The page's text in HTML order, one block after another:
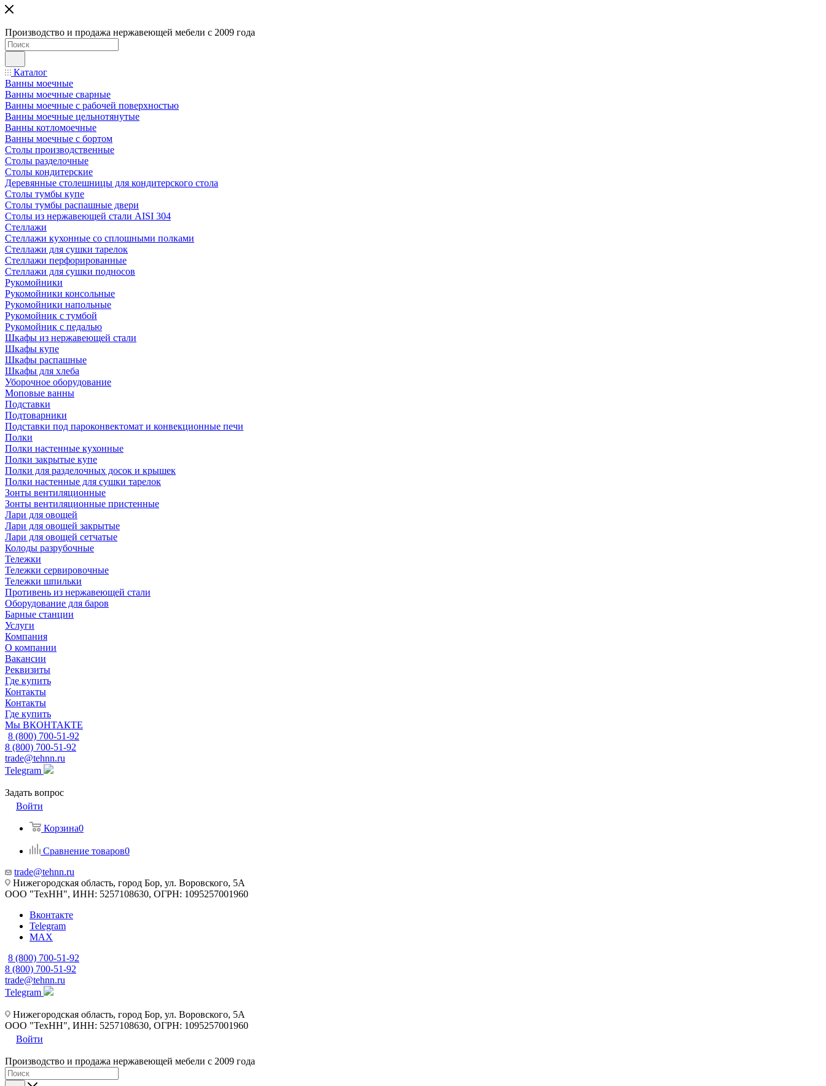
Производство и продажа нержавеющей мебели с 2009 года
Каталог
Ванны моечные
Ванны моечные сварные
Ванны моечные с рабочей поверхностью
Ванны моечные цельнотянутые
Ванны котломоечные
Ванны моечные с бортом
Столы производственные
Столы разделочные
Столы кондитерские
Деревянные столешницы для кондитерского стола
Столы тумбы купе
Столы тумбы распашные двери
Столы из нержавеющей стали AISI 304
Стеллажи
Стеллажи кухонные со сплошными полками
Стеллажи для сушки тарелок
Стеллажи перфорированные
Стеллажи для сушки подносов
Рукомойники
Рукомойники консольные
Рукомойники напольные
Рукомойник с тумбой
Рукомойник с педалью
Шкафы из нержавеющей стали
Шкафы купе
Шкафы распашные
Шкафы для хлеба
Уборочное оборудование
Моповые ванны
Подставки
Подтоварники
Подставки под пароконвектомат и конвекционные печи
Полки
Полки настенные кухонные
Полки закрытые купе
Полки для разделочных досок и крышек
Полки настенные для сушки тарелок
Зонты вентиляционные
Зонты вентиляционные пристенные
Лари для овощей
Лари для овощей закрытые
Лари для овощей сетчатые
Колоды разрубочные
Тележки
Тележки сервировочные
Тележки шпильки
Противень из нержавеющей стали
Оборудование для баров
Барные станции
Услуги
Компания
О компании
Вакансии
Реквизиты
Где купить
Контакты
Контакты
Где купить
Мы ВКОНТАКТЕ
8 (800) 700-51-92
8 (800) 700-51-92
trade@tehnn.ru
Telegram
Задать вопрос
Войти
Корзина0
Сравнение товаров0
trade@tehnn.ru
Нижегородская область, город Бор, ул. Воровского, 5А
ООО "ТехНН", ИНН: 5257108630, ОГРН: 1095257001960
Вконтакте
Telegram
MAX
8 (800) 700-51-92
8 (800) 700-51-92
trade@tehnn.ru
Telegram
Нижегородская область, город Бор, ул. Воровского, 5А
ООО "ТехНН", ИНН: 5257108630, ОГРН: 1095257001960
Войти
Производство и продажа нержавеющей мебели с 2009 года